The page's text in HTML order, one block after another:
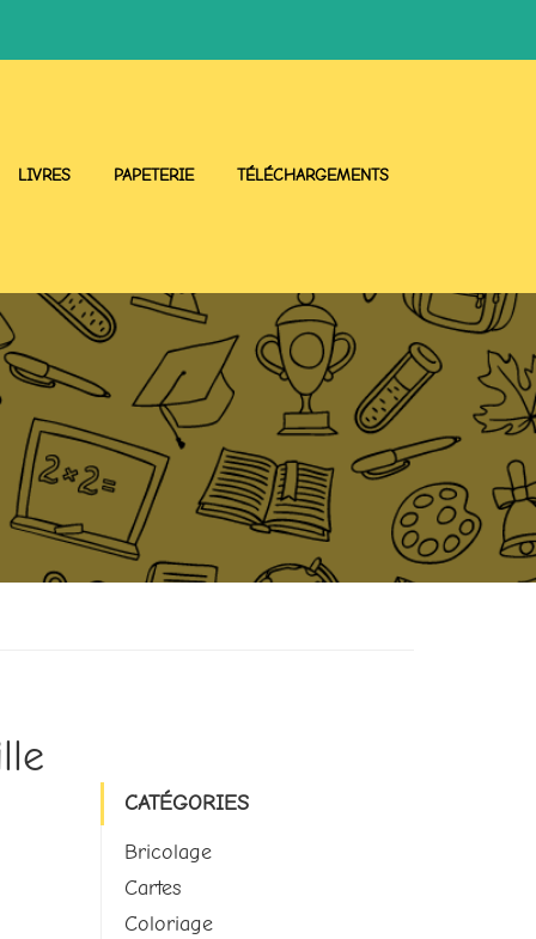
LIVRES PAPETERIE TÉLÉCHARGEMENTS
CATÉGORIES
Bricolage
Cartes
Coloriage